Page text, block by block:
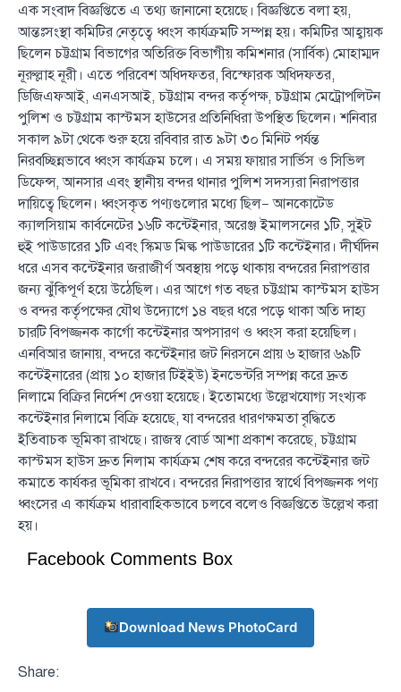
এক সংবাদ বিজ্ঞপ্তিতে এ তথ্য জানানো হয়েছে। বিজ্ঞপ্তিতে বলা হয়,
আন্তঃসংস্থা কমিটির নেতৃত্বে ধ্বংস কার্যক্রমটি সম্পন্ন হয়। কমিটির আহ্বায়ক
ছিলেন চট্টগ্রাম বিভাগের অতিরিক্ত বিভাগীয় কমিশনার (সার্বিক) মোহাম্মদ
নূরুল্লাহ নূরী। এতে পরিবেশ অধিদফতর, বিস্ফোরক অধিদফতর,
ডিজিএফআই, এনএসআই, চট্টগ্রাম বন্দর কর্তৃপক্ষ, চট্টগ্রাম মেট্রোপলিটন
পুলিশ ও চট্টগ্রাম কাস্টমস হাউসের প্রতিনিধিরা উপস্থিত ছিলেন। শনিবার
সকাল ৯টা থেকে শুরু হয়ে রবিবার রাত ৯টা ৩০ মিনিট পর্যন্ত
নিরবচ্ছিন্নভাবে ধ্বংস কার্যক্রম চলে। এ সময় ফায়ার সার্ভিস ও সিভিল
ডিফেন্স, আনসার এবং স্থানীয় বন্দর থানার পুলিশ সদস্যরা নিরাপত্তার
দায়িত্বে ছিলেন। ধ্বংসকৃত পণ্যগুলোর মধ্যে ছিল— আনকোটেড
ক্যালসিয়াম কার্বনেটের ১৬টি কন্টেইনার, অরেঞ্জ ইমালসনের ১টি, সুইট
হুই পাউডারের ১টি এবং স্কিমড মিল্ক পাউডারের ১টি কন্টেইনার। দীর্ঘদিন
ধরে এসব কন্টেইনার জরাজীর্ণ অবস্থায় পড়ে থাকায় বন্দরের নিরাপত্তার
জন্য ঝুঁকিপূর্ণ হয়ে উঠেছিল। এর আগে গত বছর চট্টগ্রাম কাস্টমস হাউস
ও বন্দর কর্তৃপক্ষের যৌথ উদ্যোগে ১৪ বছর ধরে পড়ে থাকা অতি দাহ্য
চারটি বিপজ্জনক কার্গো কন্টেইনার অপসারণ ও ধ্বংস করা হয়েছিল।
এনবিআর জানায়, বন্দরে কন্টেইনার জট নিরসনে প্রায় ৬ হাজার ৬৯টি
কন্টেইনারের (প্রায় ১০ হাজার টিইইউ) ইনভেন্টরি সম্পন্ন করে দ্রুত
নিলামে বিক্রির নির্দেশ দেওয়া হয়েছে। ইতোমধ্যে উল্লেখযোগ্য সংখ্যক
কন্টেইনার নিলামে বিক্রি হয়েছে, যা বন্দরের ধারণক্ষমতা বৃদ্ধিতে
ইতিবাচক ভূমিকা রাখছে। রাজস্ব বোর্ড আশা প্রকাশ করেছে, চট্টগ্রাম
কাস্টমস হাউস দ্রুত নিলাম কার্যক্রম শেষ করে বন্দরের কন্টেইনার জট
কমাতে কার্যকর ভূমিকা রাখবে। বন্দরের নিরাপত্তার স্বার্থে বিপজ্জনক পণ্য
ধ্বংসের এ কার্যক্রম ধারাবাহিকভাবে চলবে বলেও বিজ্ঞপ্তিতে উল্লেখ করা
হয়।
Facebook Comments Box
Download News PhotoCard
Share: